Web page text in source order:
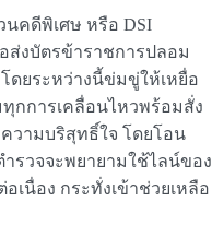
นคดีพิเศษ หรือ DSI
ส่งบัตรข้าราชการปลอม
ดยระหว่างนี้ข่มขู่ให้เหยื่อ
กการเคลื่อนไหวพร้อมสั่ง
วามบริสุทธิ์ใจ โดยโอน
รวจจะพยายามใช้ไลน์ของ
เนื่อง กระทั่งเข้าช่วยเหลือ